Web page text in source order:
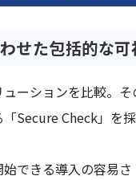
せた包括的な
ーションを比較。
Secure Check」を採
できる導入の容易さ